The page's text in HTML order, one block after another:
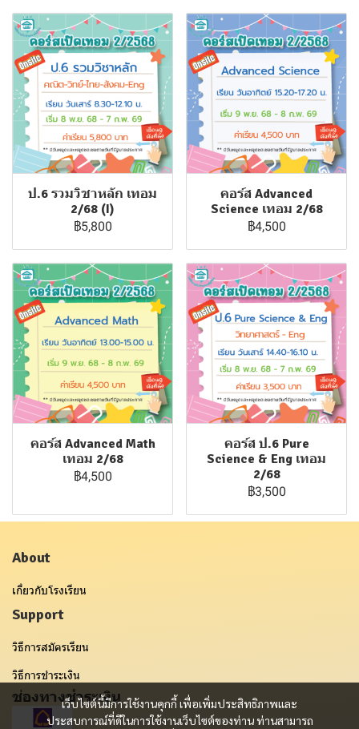
ป.6 รวมวิชาหลัก เทอม
2/68 (I)
฿5,800
คอร์ส Advanced
Science เทอม 2/68
฿4,500
คอร์ส Advanced Math
เทอม 2/68
฿4,500
คอร์ส ป.6 Pure
Science & Eng เทอม
2/68
฿3,500
เว็บไซต์นี้มีการใช้งานคุกกี้ เพื่อเพิ่มประสิทธิภาพและ
ประสบการณ์ที่ดีในการใช้งานเว็บไซต์ของท่าน ท่านสามารถ
About
เกี่ยวกับโรงเรียน
Support
วิธีการสมัครเรียน
วิธีการชำระเงิน
ช่องทางชำระเงิน